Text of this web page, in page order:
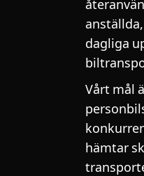
dagliga
Vårt mål
hämtar